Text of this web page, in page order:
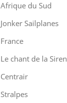
Afrique du Sud
Jonker Sailplanes
France
Le chant de la Siren
Centrair
Stralpes